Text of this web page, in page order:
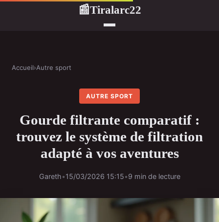
📰Tiralarc22
Accueil›Autre sport
AUTRE SPORT
Gourde filtrante comparatif :
trouvez le système de filtration
adapté à vos aventures
Gareth•15/03/2026 15:15•9 min de lecture